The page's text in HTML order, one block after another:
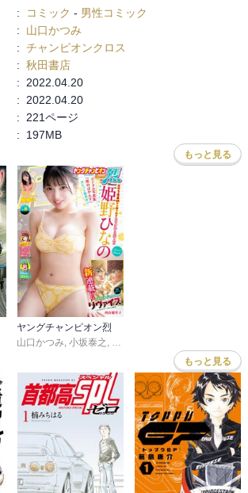
: コミック - 男性コミック
:
山口かつみ
: チャンピオンクロス
: 秋田書店
:
2022.04.20
:
2022.04.20
:
221ページ
: 197MB
もっと見る
ヤングチャンピオン烈
山口かつみ 小坂泰之
もっと見る